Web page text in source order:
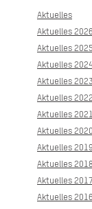
Aktuelles
Aktuelles 2026
Aktuelles 2025
Aktuelles 2024
Aktuelles 2023
Aktuelles 2022
Aktuelles 2021
Aktuelles 2020
Aktuelles 2019
Aktuelles 2018
Aktuelles 2017
Aktuelles 2016